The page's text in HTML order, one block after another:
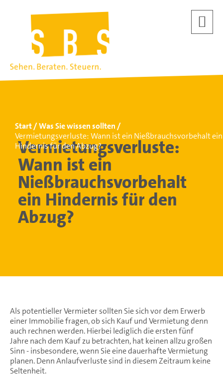
Start
Was Sie wissen sollten
Vermietungsverluste: Wann ist ein Nießbrauchsvorbehalt ein
Hindernis für den Abzug?
Vermietungsverluste:
Wann ist ein
Nießbrauchsvorbehalt
ein Hindernis für den
Abzug?
Als potentieller Vermieter sollten Sie sich vor dem Erwerb
einer Immobilie fragen, ob sich Kauf und Vermietung denn
auch rechnen werden. Hierbei lediglich die ersten fünf
Jahre nach dem Kauf zu betrachten, hat keinen allzu großen
Sinn - insbesondere, wenn Sie eine dauerhafte Vermietung
planen. Denn Anlaufverluste sind in diesem Zeitraum keine
Seltenheit.